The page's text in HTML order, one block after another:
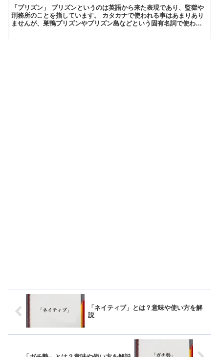
「プリズン」 プリズンというのは英語から来た表現であり、監獄や
刑務所のことを指しています。 カタカナで使われる事はあまりあり
ませんが、巣鴨プリズンやプリズン島などという固有名詞で使われ
「ネイティブ」とは？意味や使い方を解
説